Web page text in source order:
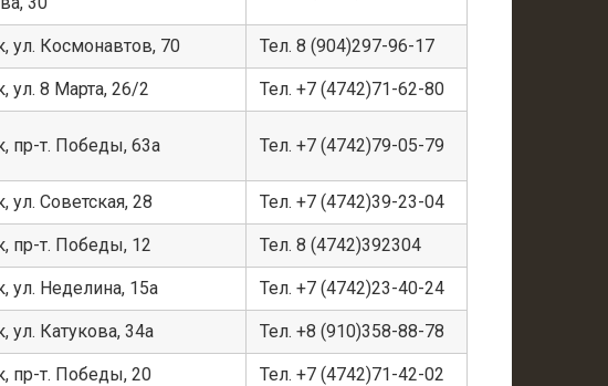
ул. Космонавтов, 70 Тел. 8 (904)297-96-17
ул. 8 Марта, 26/2 Тел. +7 (4742)71-62-80
пр-т. Победы, 63а Тел. +7 (4742)79-05-79
ул. Советская, 28 Тел. +7 (4742)39-23-04
пр-т. Победы, 12 Тел. 8 (4742)392304
ул. Неделина, 15а Тел. +7 (4742)23-40-24
ул. Катукова, 34а Тел. +8 (910)358-88-78
пр-т. Победы, 20 Тел. +7 (4742)71-42-02